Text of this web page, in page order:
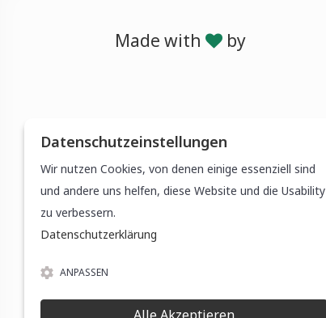
Made with by
Datenschutzeinstellungen
Wir nutzen Cookies, von denen einige essenziell sind
und andere uns helfen, diese Website und die Usability
zu verbessern.
Datenschutzerklärung
ANPASSEN